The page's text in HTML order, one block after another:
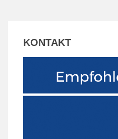
KONTAKT